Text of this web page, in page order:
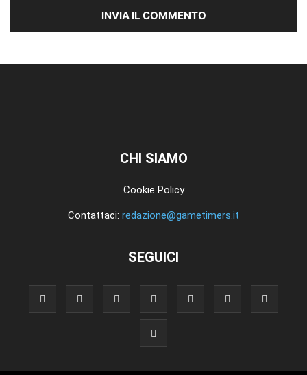
CHI SIAMO
Cookie Policy
Contattaci: redazione@gametimers.it
SEGUICI